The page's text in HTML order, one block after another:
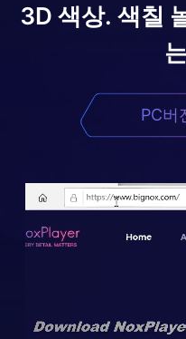
3D 색상. 색칠
PC버